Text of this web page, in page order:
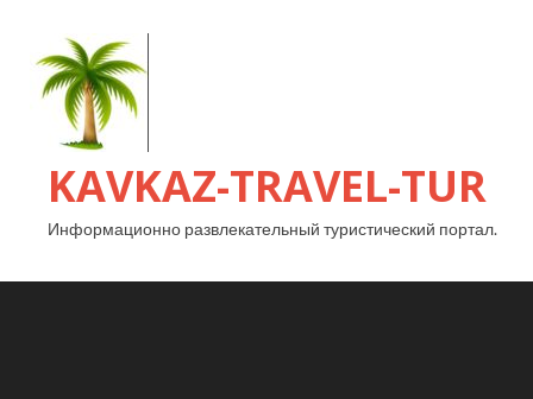
KAVKAZ-TRAVEL-TUR
Информационно развлекательный туристический портал.